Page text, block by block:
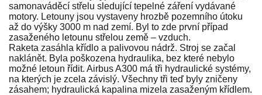
samonaváděcí střelu sledující tepelné záření vydávané
motory. Letouny jsou vystaveny hrozbě pozemního útoku
až do výšky 3000 m nad zemí. Byl to zde první případ
zasaženého letounu střelou země – vzduch.
Raketa zasáhla křídlo a palivovou nádrž. Stroj se začal
naklánět. Byla poškozena hydraulika, bez které nebylo
možné letoun řídit. Airbus A300 má tři hydraulické systémy,
na kterých je zcela závislý. Všechny tři teď byly zničeny
zásahem; hydraulická kapalina mizela zasaženým křídlem.